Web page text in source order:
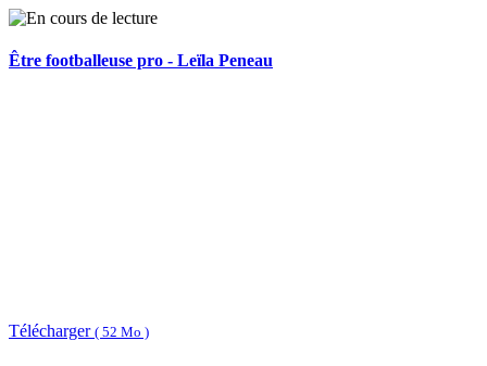
Être footballeuse pro - Leïla Peneau
Télécharger ( 52 Mo )